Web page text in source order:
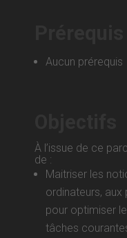
Aucun prérequis
À l’issue de ce
de :
Maitriser les
ordinateurs, aux
pour optimiser
tâches